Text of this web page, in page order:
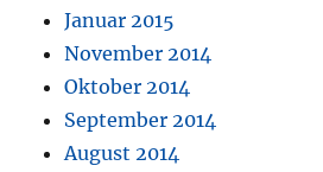
Januar 2015
November 2014
Oktober 2014
September 2014
August 2014